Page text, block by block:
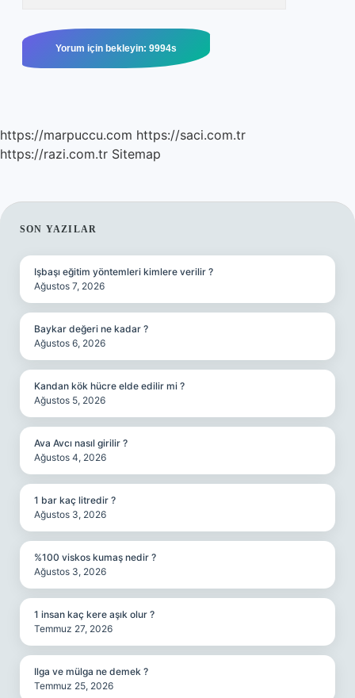
https://marpuccu.com https://saci.com.tr
https://razi.com.tr Sitemap
SIDEBAR
SON YAZILAR
Işbaşı eğitim yöntemleri kimlere verilir ?
Ağustos 7, 2026
Baykar değeri ne kadar ?
Ağustos 6, 2026
Kandan kök hücre elde edilir mi ?
Ağustos 5, 2026
Ava Avcı nasıl girilir ?
Ağustos 4, 2026
1 bar kaç litredir ?
Ağustos 3, 2026
%100 viskos kumaş nedir ?
Ağustos 3, 2026
1 insan kaç kere aşık olur ?
Temmuz 27, 2026
Ilga ve mülga ne demek ?
Temmuz 25, 2026